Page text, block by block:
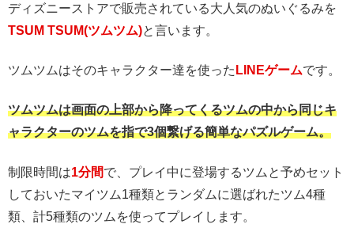
ディズニーストアで販売されている大人気のぬいぐるみを
TSUM TSUM(ツムツム)と言います。
ツムツムはそのキャラクター達を使った LINEゲームです。
ツムツムは画面の上部から降ってくるツムの中から同じキ
ャラクターのツムを指で3個繋げる簡単なパズルゲーム。
制限時間は1分間で、プレイ中に登場するツムと予めセット
しておいたマイツム1種類とランダムに選ばれたツム4種
類、計5種類のツムを使ってプレイします。